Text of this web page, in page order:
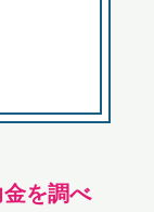
を調べ